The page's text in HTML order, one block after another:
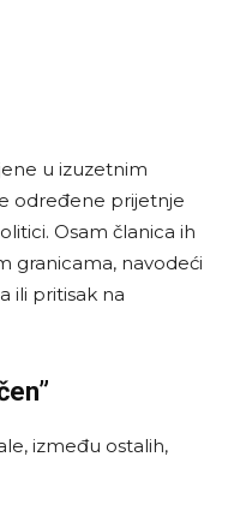
u izuzetnim
određene prijetnje
Osam članica ih
granicama, navodeći
ili pritisak na
između ostalih,